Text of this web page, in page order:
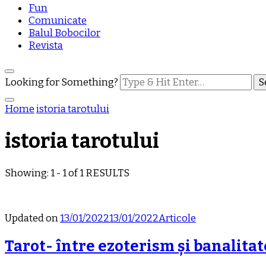
Fun
Comunicate
Balul Bobocilor
Revista
Looking for Something?
Homeistoria tarotului
istoria tarotului
Showing: 1 - 1 of 1 RESULTS
Updated on13/01/202213/01/2022Articole
Tarot- între ezoterism și